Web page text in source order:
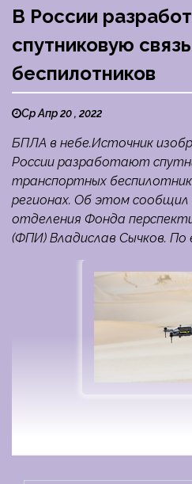
В России
спутниковую
беспилотников
Ср Апр 20 , 2022
БПЛА в небе.Источник
России разработают
транспортных
регионах. Об этом сообщил
отделения Фонда
(ФПИ) Владислав Сычков. По